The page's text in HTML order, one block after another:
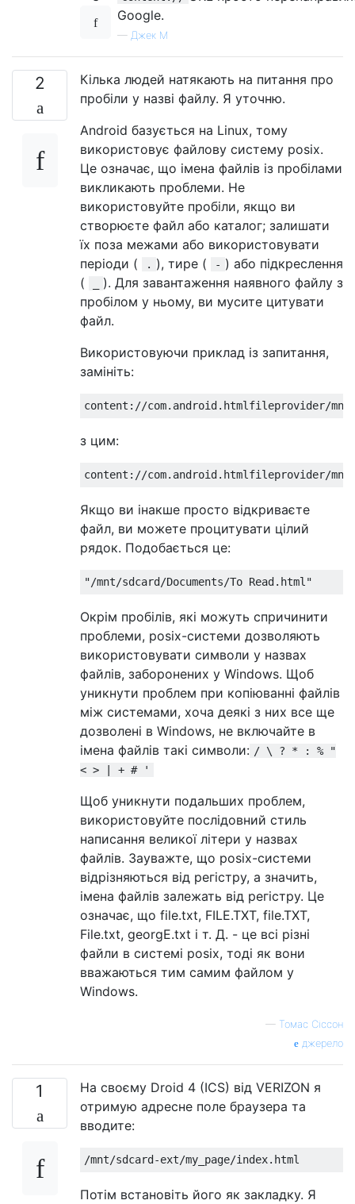
Google.
— Джек М
2
Кілька людей натякають на питання про
пробіли у назві файлу. Я уточню.
Android базується на Linux, тому
використовує файлову систему posix.
Це означає, що імена файлів із пробілами
викликають проблеми. Не
використовуйте пробіли, якщо ви
створюєте файл або каталог; залишати
їх поза межами або використовувати
періоди (
. ), тире ( - ) або підкреслення
(
). Для завантаження наявного файлу з
пробілом у ньому, ви мусите цитувати
файл.
Використовуючи приклад із запитання,
замініть:
з цим:
Якщо ви інакше просто відкриваєте
файл, ви можете процитувати цілий
рядок. Подобається це:
Окрім пробілів, які можуть спричинити
проблеми, posix-системи дозволяють
використовувати символи у назвах
файлів, заборонених у Windows. Щоб
уникнути проблем при копіюванні файлів
між системами, хоча деякі з них все ще
дозволені в Windows, не включайте в
імена файлів такі символи: / \ ? * : % "
< > | + # '
Щоб уникнути подальших проблем,
використовуйте послідовний стиль
написання великої літери у назвах
файлів. Зауважте, що posix-системи
відрізняються від регістру, а значить,
імена файлів залежать від регістру. Це
означає, що file.txt, FILE.TXT, file.TXT,
File.txt, georgE.txt і т. Д. - це всі різні
файли в системі posix, тоді як вони
вважаються тим самим файлом у
Windows.
— Томас Сіссон
джерело
1
На своєму Droid 4 (ICS) від VERIZON я
отримую адресне поле браузера та
вводите:
Потім встановіть його як закладку. Я